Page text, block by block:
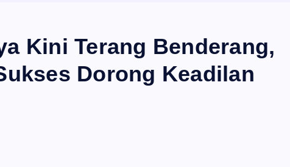
Kini Terang Benderang,
Dorong Keadilan